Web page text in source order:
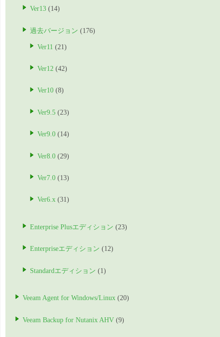
Ver13 (14)
過去バージョン (176)
Ver11 (21)
Ver12 (42)
Ver10 (8)
Ver9.5 (23)
Ver9.0 (14)
Ver8.0 (29)
Ver7.0 (13)
Ver6.x (31)
Enterprise Plusエディション (23)
Enterpriseエディション (12)
Standardエディション (1)
Veeam Agent for Windows/Linux (20)
Veeam Backup for Nutanix AHV (9)